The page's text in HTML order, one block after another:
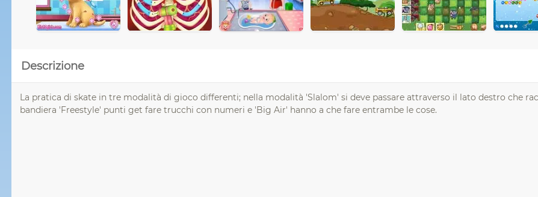
Descrizione
La pratica di skate in tre modalità di gioco differenti; nella modalità 'Slalom' si deve passare attraverso il lato destro che
bandiera 'Freestyle' punti get fare trucchi con numeri e 'Big Air' hanno a che fare entrambe le cose.